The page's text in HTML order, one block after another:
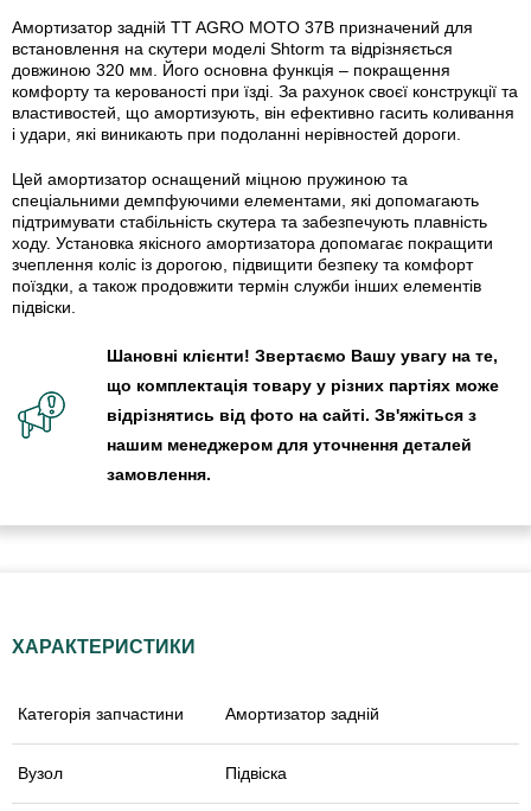
Амортизатор задній TT AGRO MOTO 37B призначений для
встановлення на скутери моделі Shtorm та відрізняється
довжиною 320 мм. Його основна функція – покращення
комфорту та керованості при їзді. За рахунок своєї конструкції та
властивостей, що амортизують, він ефективно гасить коливання
і удари, які виникають при подоланні нерівностей дороги.
Цей амортизатор оснащений міцною пружиною та
спеціальними демпфуючими елементами, які допомагають
підтримувати стабільність скутера та забезпечують плавність
ходу. Установка якісного амортизатора допомагає покращити
зчеплення коліс із дорогою, підвищити безпеку та комфорт
поїздки, а також продовжити термін служби інших елементів
підвіски.
Шановні клієнти! Звертаємо Вашу увагу на те,
що комплектація товару у різних партіях може
відрізнятись від фото на сайті. Зв'яжіться з
нашим менеджером для уточнення деталей
замовлення.
ХАРАКТЕРИСТИКИ
Категорія запчастини Амортизатор задній
Вузол Підвіска